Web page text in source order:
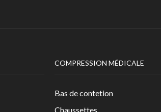
COMPRESSION MÉDICALE
Bas de contetion
Chaussettes